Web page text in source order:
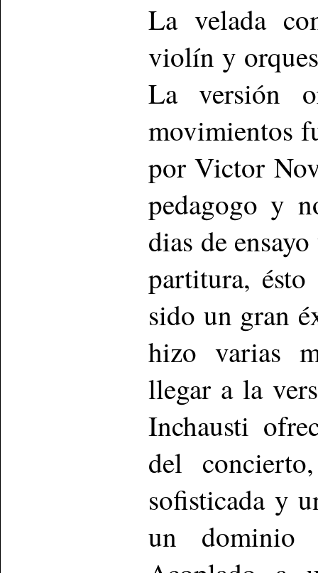
La velada
violín y
La versión
movimientos
porVictor
pedagogo y
dias de
partitura,
sido un gran
hizo varias
llegar a la
Inchausti
del
sofisticada y
un dominio